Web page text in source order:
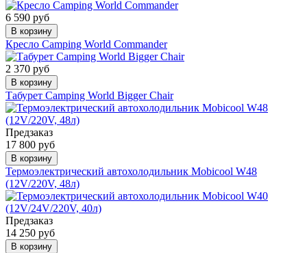
6 590 руб
В корзину
Кресло Camping World Commander
2 370 руб
В корзину
Табурет Camping World Bigger Chair
Предзаказ
17 800 руб
В корзину
Термоэлектрический автохолодильник Mobicool W48
(12V/220V, 48л)
Предзаказ
14 250 руб
В корзину